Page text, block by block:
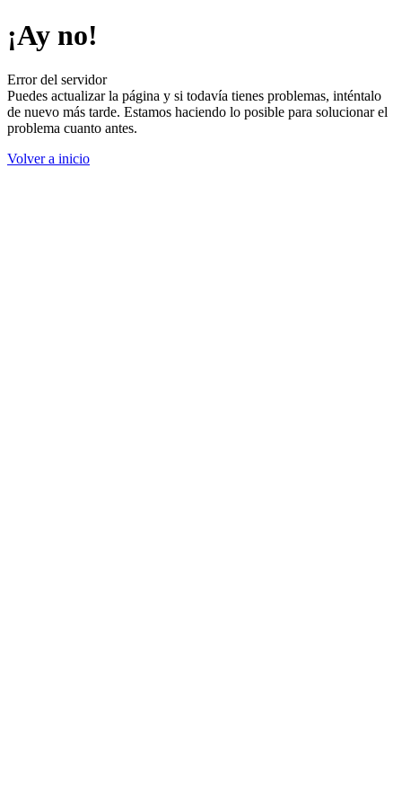
¡Ay no!
Error del servidor
Puedes actualizar la página y si todavía tienes problemas, inténtalo
de nuevo más tarde. Estamos haciendo lo posible para solucionar el
problema cuanto antes.
Volver a inicio